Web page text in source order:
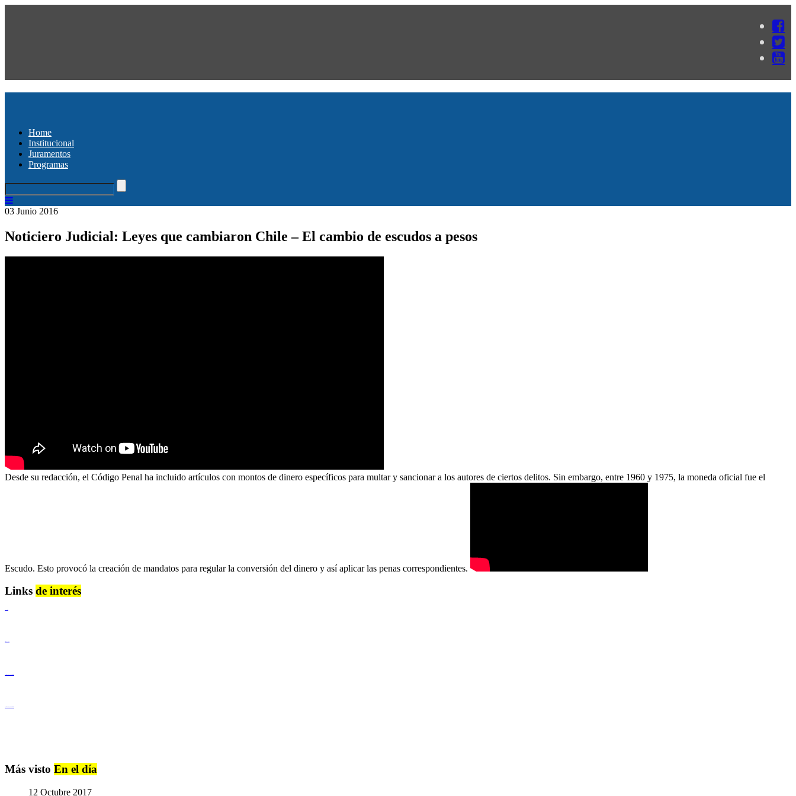
Home
Institucional
Juramentos
Programas
03 Junio 2016
Noticiero Judicial: Leyes que cambiaron Chile – El cambio de escudos a pesos
Desde su redacción, el Código Penal ha incluido artículos con montos de dinero específicos para multar y sancionar a los autores de ciertos delitos. Sin embargo, entre 1960 y 1975, la moneda oficial fue el
Escudo. Esto provocó la creación de mandatos para regular la conversión del dinero y así aplicar las penas correspondientes.
Links de interés
Más visto En el día
12 Octubre 2017